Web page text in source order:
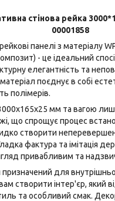
стінова рейка
00001858
панелі з матеріалу
- це ідеальний
елегантність та
поєднує в собі
полімерів.
мм та вагою лише
що спрощує процес
створити
фактура та імітація
привабливим та
для
створити інтер'єр, який
та особливий смак.